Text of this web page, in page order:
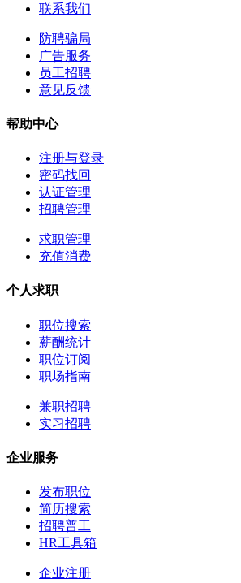
联系我们
防聘骗局
广告服务
员工招聘
意见反馈
帮助中心
注册与登录
密码找回
认证管理
招聘管理
求职管理
充值消费
个人求职
职位搜索
薪酬统计
职位订阅
职场指南
兼职招聘
实习招聘
企业服务
发布职位
简历搜索
招聘普工
HR工具箱
企业注册